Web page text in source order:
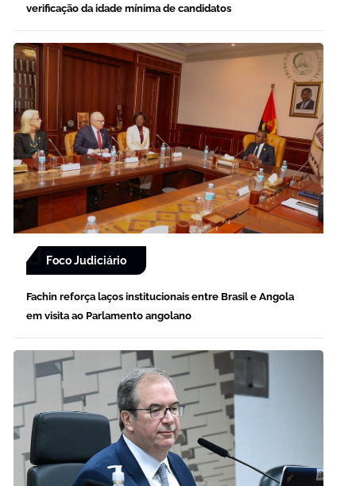
verificação da idade mínima de candidatos
Foco Judiciário
Fachin reforça laços institucionais entre Brasil e Angola
em visita ao Parlamento angolano